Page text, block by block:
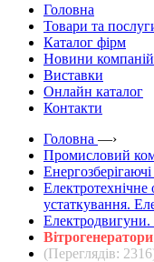
Головна
Товари та
Каталог фірм
Новини компаній
Виставки
Онлайн каталог
Контакти
Головна —›
Промисловий
Енергозберігаючі
устаткування.
Вітрогенератори
(Переглядів: